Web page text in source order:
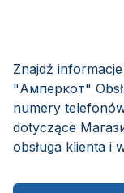
Znajdź
"Амперкот"
numery
dotyczące
obsługa klienta i